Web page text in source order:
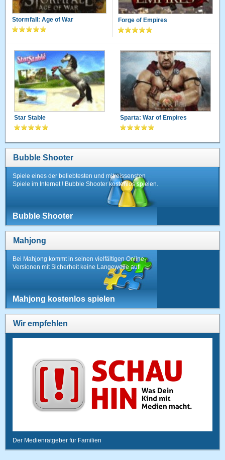
Stormfall: Age of War Forge of Empires
Star Stable Sparta: War of Empires
Bubble Shooter
Spiele eines der beliebtesten und mitreissensten
Spiele im Internet ! Bubble Shooter kostenlos spielen.
Bubble Shooter
Mahjong
Bei Mahjong kommt in seinen vielfältigen Online-
Versionen mit Sicherheit keine Langeweile auf!
Mahjong kostenlos spielen
Wir empfehlen
Der Medienratgeber für Familien